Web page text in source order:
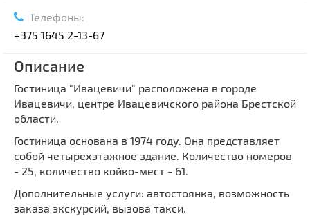
Телефоны:
+375 1645 2-13-67
Описание
Гостиница "Ивацевичи" расположена в городе
Ивацевичи, центре Ивацевичского района Брестской
области.
Гостиница основана в 1974 году. Она представляет
собой четырехэтажное здание. Количество номеров
- 25, количество койко-мест - 61.
Дополнительные услуги: автостоянка, возможность
заказа экскурсий, вызова такси.